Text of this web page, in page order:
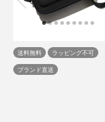
送料無料
ラッピング不可
ブランド直送